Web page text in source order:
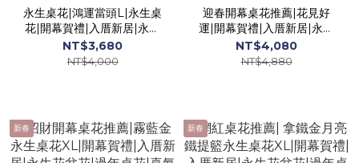
永生桌花|鴻運當頭L|永生桌
花|開幕賀禮|入厝新居|永生
花盆花|喜氣桌花|過年桌花
NT$3,680
NT$4,000
迎春開幕桌花推薦|花見好
運|開幕賀禮|入厝新居|永生
花盆花|過年桌花
NT$4,080
NT$4,880
新春 新春